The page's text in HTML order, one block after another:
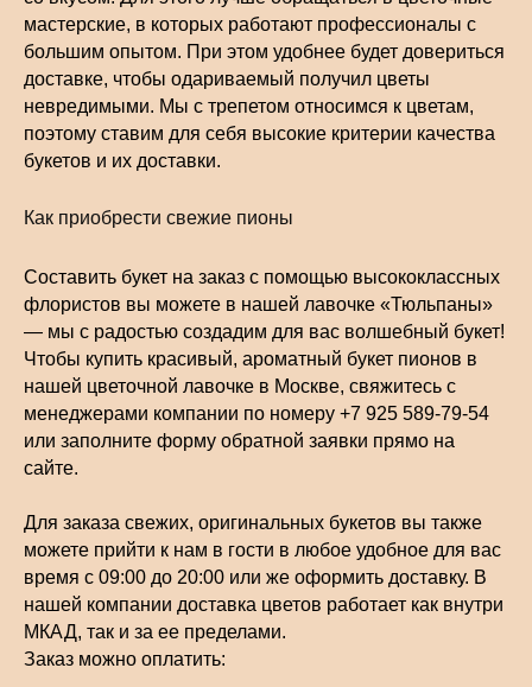
мастерские, в которых работают профессионалы с
большим опытом. При этом удобнее будет довериться
доставке, чтобы одариваемый получил цветы
невредимыми. Мы с трепетом относимся к цветам,
поэтому ставим для себя высокие критерии качества
букетов и их доставки.
Как приобрести свежие пионы
Составить букет на заказ с помощью высококлассных
флористов вы можете в нашей лавочке «Тюльпаны»
— мы с радостью создадим для вас волшебный букет!
Чтобы купить красивый, ароматный букет пионов в
нашей цветочной лавочке в Москве, свяжитесь с
менеджерами компании по номеру +7 925 589-79-54
или заполните форму обратной заявки прямо на
сайте.
Для заказа свежих, оригинальных букетов вы также
можете прийти к нам в гости в любое удобное для вас
время с 09:00 до 20:00 или же оформить доставку. В
нашей компании доставка цветов работает как внутри
МКАД, так и за ее пределами.
Заказ можно оплатить: